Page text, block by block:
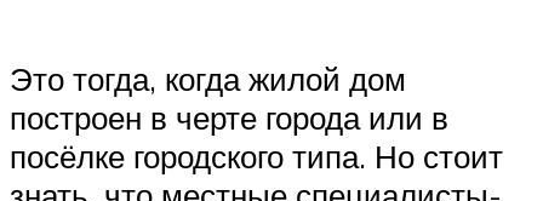
Это тогда, когда жилой дом
построен в черте города или в
посёлке городского типа. Но стоит